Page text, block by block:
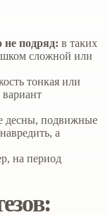
не подряд: в таких
сложной или
тонкая или
десны, подвижные
а
на период